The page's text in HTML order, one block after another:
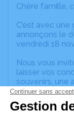
Chère famille,
C’est avec
annonçons le
vendredi 18
Nous vous
laisser vos
souvenirs, une
à travers des
est un lieu
mémoire de